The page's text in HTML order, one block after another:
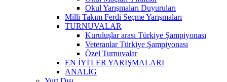
Okul Yarışmaları Duyuruları
Milli Takım Ferdi Seçme Yarışmaları
TURNUVALAR
Kuruluşlar arası Türkiye Şampiyonası
Veteranlar Türkiye Şampiyonası
Özel Turnuvalar
EN İYİ'LER YARIŞMALARI
ANALİG